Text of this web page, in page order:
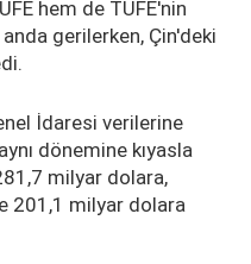
hem de TÜFE'nin
gerilerken, Çin'deki
İdaresi verilerine
dönemine kıyasla
milyar dolara,
201,1 milyar dolara